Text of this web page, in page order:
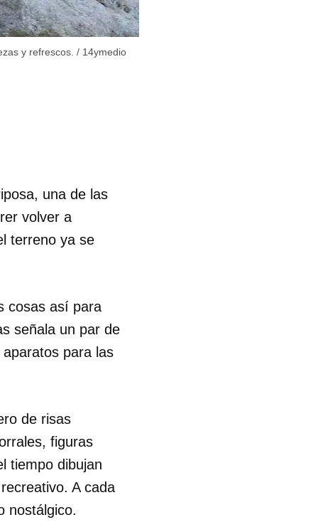
y refrescos. / 14ymedio
una de las
volver a
terreno ya se
cosas así para
señala un par de
para las
de risas
figuras
tiempo dibujan
A cada
nostálgico.